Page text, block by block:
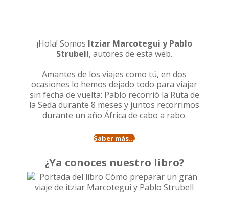
¡Hola! Somos Itziar Marcotegui y Pablo
Strubell, autores de esta web.
Amantes de los viajes como tú, en dos
ocasiones lo hemos dejado todo para viajar
sin fecha de vuelta: Pablo recorrió la Ruta de
la Seda durante 8 meses y juntos recorrimos
durante un año África de cabo a rabo.
Saber más...
¿Ya conoces nuestro libro?